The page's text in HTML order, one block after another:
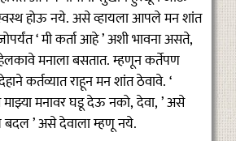
होऊ नये. असे व्हायला आपले मन शांत
‘ मी कर्ता आहे ’ अशी भावना असते,
मनाला बसतात. म्हणून कर्तेपण
कर्तव्यात राहून मन शांत ठेवावे. ‘
माझ्या मनावर घडू देऊ नको, देवा, ’ असे
बदल ’ असे देवाला म्हणू नये.